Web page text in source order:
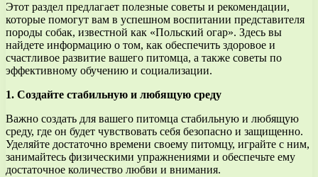
Этот раздел предлагает полезные советы и рекомендации,
которые помогут вам в успешном воспитании представителя
породы собак, известной как «Польский огар». Здесь вы
найдете информацию о том, как обеспечить здоровое и
счастливое развитие вашего питомца, а также советы по
эффективному обучению и социализации.
1. Создайте стабильную и любящую среду
Важно создать для вашего питомца стабильную и любящую
среду, где он будет чувствовать себя безопасно и защищенно.
Уделяйте достаточно времени своему питомцу, играйте с ним,
занимайтесь физическими упражнениями и обеспечьте ему
достаточное количество любви и внимания.